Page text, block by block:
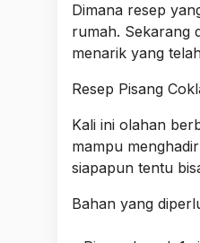
Dimana resep
rumah. Sekarang
menarik yang
Resep Pisang
Kali ini olahan
mampu
siapapun tentu
Bahan yang